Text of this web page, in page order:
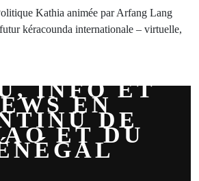
Kathia animée par Arfang Lang
kéracounda internationale – virtuelle,
INFO ET
EN
DE
ET DU